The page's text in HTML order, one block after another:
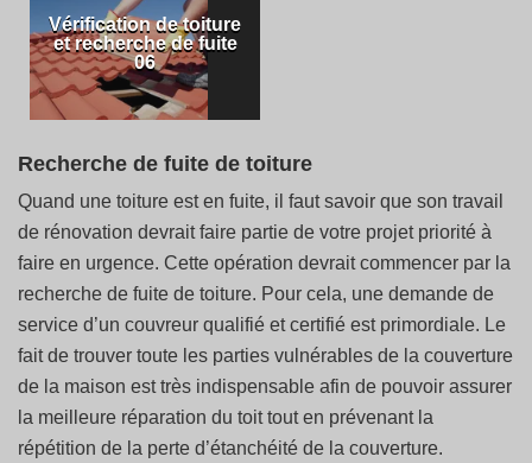
Vérification de toiture
et recherche de fuite
06
Recherche de fuite de toiture
Quand une toiture est en fuite, il faut savoir que son travail
de rénovation devrait faire partie de votre projet priorité à
faire en urgence. Cette opération devrait commencer par la
recherche de fuite de toiture. Pour cela, une demande de
service d’un couvreur qualifié et certifié est primordiale. Le
fait de trouver toute les parties vulnérables de la couverture
de la maison est très indispensable afin de pouvoir assurer
la meilleure réparation du toit tout en prévenant la
répétition de la perte d’étanchéité de la couverture.